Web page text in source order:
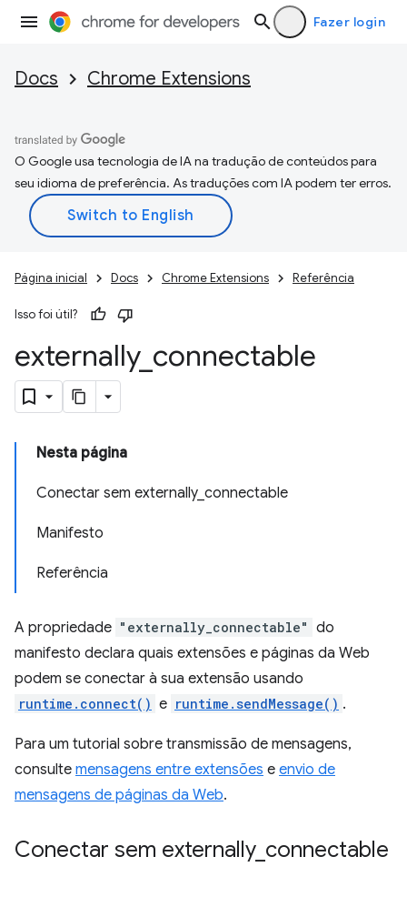
Fazer login
Docs Chrome Extensions
O Google usa tecnologia de IA na tradução de conteúdos para
seu idioma de preferência. As traduções com IA podem ter erros.
Página inicial Docs Chrome Extensions Referência
Isso foi útil?
externally_ connectable
Nesta página
Conectar sem externally_connectable
Manifesto
Referência
A propriedade "externally_connectable" do
manifesto declara quais extensões e páginas da Web
podem se conectar à sua extensão usando
runtime.connect() e runtime.sendMessage() .
Para um tutorial sobre transmissão de mensagens,
consulte mensagens entre extensões e envio de
mensagens de páginas da Web.
Conectar sem externally_ connectable